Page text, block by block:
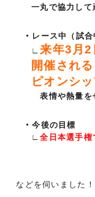
一丸で協力して
レース中（試
∟来年3月2
開催され
ピオンシ
表情や熱量を
今後の目標
∟全日本選手権
などを伺いました！